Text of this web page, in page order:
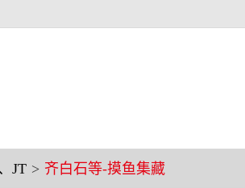
JT > 齐白石等-摸鱼集藏